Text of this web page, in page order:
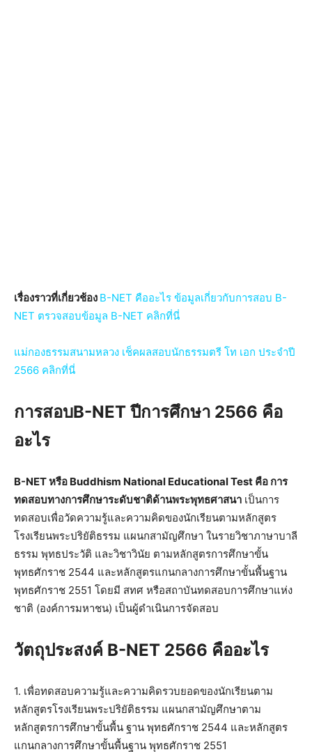
เรื่องราวที่เกี่ยวช้อง B-NET คืออะไร ข้อมูลเกี่ยวกับการสอบ B-
NET ตรวจสอบข้อมูล B-NET คลิกที่นี่
แม่กองธรรมสนามหลวง เช็คผลสอบนักธรรมตรี โท เอก ประจำปี
2566 คลิกที่นี่
การสอบB-NET ปีการศึกษา 2566 คือ
อะไร
B-NET หรือ Buddhism National Educational Test คือ การ
ทดสอบทางการศึกษาระดับชาติด้านพระพุทธศาสนา เป็นการ
ทดสอบเพื่อวัดความรู้และความคิดของนักเรียนตามหลักสูตร
โรงเรียนพระปริยัติธรรม แผนกสามัญศึกษา ในรายวิชาภาษาบาลี
ธรรม พุทธประวัติ และวิชาวินัย ตามหลักสูตรการศึกษาขั้น
พุทธศักราช 2544 และหลักสูตรแกนกลางการศึกษาขั้นพื้นฐาน
พุทธศักราช 2551 โดยมี สทศ หรือสถาบันทดสอบการศึกษาแห่ง
ชาติ (องค์การมหาชน) เป็นผู้ดำเนินการจัดสอบ
วัตถุประสงค์ B-NET 2566 คืออะไร
1. เพื่อทดสอบความรู้และความคิดรวบยอดของนักเรียนตาม
หลักสูตรโรงเรียนพระปริยัติธรรม แผนกสามัญศึกษาตาม
หลักสูตรการศึกษาขั้นพื้น ฐาน พุทธศักราช 2544 และหลักสูตร
แกนกลางการศึกษาขั้นพื้นฐาน พุทธศักราช 2551